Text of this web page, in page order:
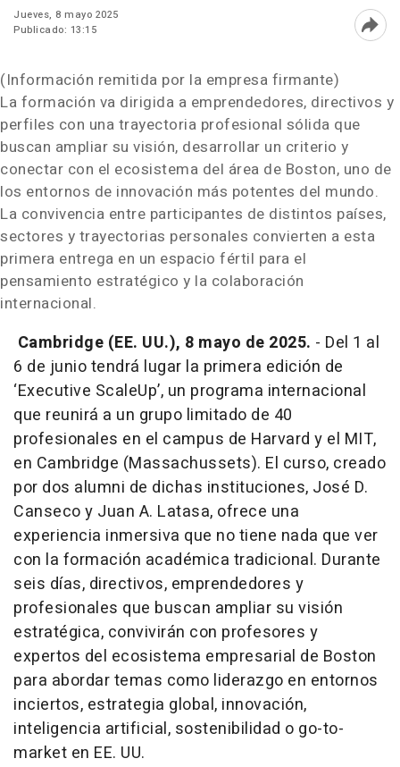
Jueves, 8 mayo 2025
Publicado: 13:15
(Información remitida por la empresa firmante)
La formación va dirigida a emprendedores, directivos y
perfiles con una trayectoria profesional sólida que
buscan ampliar su visión, desarrollar un criterio y
conectar con el ecosistema del área de Boston, uno de
los entornos de innovación más potentes del mundo.
La convivencia entre participantes de distintos países,
sectores y trayectorias personales convierten a esta
primera entrega en un espacio fértil para el
pensamiento estratégico y la colaboración
internacional.
Cambridge (EE. UU.), 8 mayo de 2025. - Del 1 al
6 de junio tendrá lugar la primera edición de
‘Executive ScaleUp’, un programa internacional
que reunirá a un grupo limitado de 40
profesionales en el campus de Harvard y el MIT,
en Cambridge (Massachussets). El curso, creado
por dos alumni de dichas instituciones, José D.
Canseco y Juan A. Latasa, ofrece una
experiencia inmersiva que no tiene nada que ver
con la formación académica tradicional. Durante
seis días, directivos, emprendedores y
profesionales que buscan ampliar su visión
estratégica, convivirán con profesores y
expertos del ecosistema empresarial de Boston
para abordar temas como liderazgo en entornos
inciertos, estrategia global, innovación,
inteligencia artificial, sostenibilidad o go-to-
market en EE. UU.